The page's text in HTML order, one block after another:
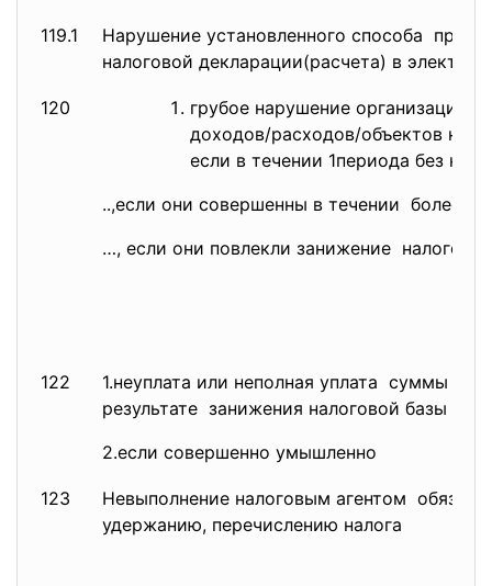
119.1
Нарушение установленного способа
налоговой декларации(расчета) в
120
грубое нарушение организаций
доходов/расходов/объектов
если в течении 1периода без
..,если они совершенны в течении более
…, если они повлекли занижение
122 1.неуплата или неполная уплата суммы
результате занижения налоговой базы и
2.если совершенно умышленно
123 Невыполнение налоговым агентом
удержанию, перечислению налога